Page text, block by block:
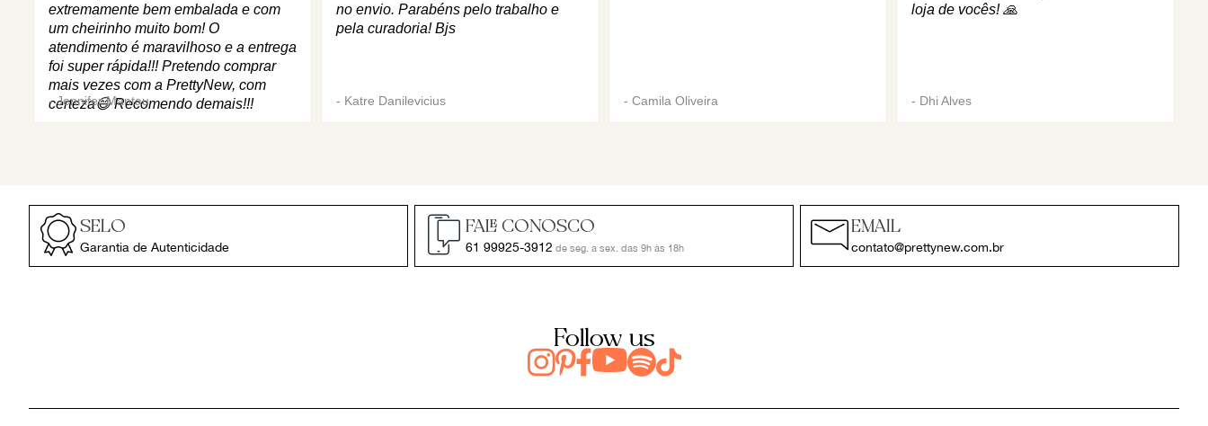
extremamente bem embalada e com
um cheirinho muito bom! O
atendimento é maravilhoso e a entrega
foi super rápida!!! Pretendo comprar
mais vezes com a PrettyNew, com
certeza😄 Recomendo demais!!!
-Jennifer Mantau
no envio. Parabéns pelo trabalho e
pela curadoria! Bjs
- Katre Danilevicius - Camila Oliveira
loja de vocês! 🙏
- Dhi Alves
SELO
Garantia de Autenticidade
FALE CONOSCO
61 99925-3912 de seg. a sex. das 9h às 18h
EMAIL
contato@prettynew.com.br
Follow us